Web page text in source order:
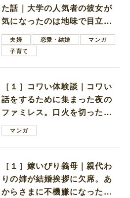
た話｜大学の人気者の彼女が
気になったのは地味で目立た
ない男子学生
夫婦 恋愛・結婚
マンガ
子育て
［１］コワい体験談｜コワい
話をするために集まった夜の
ファミレス。口火を切ったの
は電車好きの男の子ママ
マンガ
［１］嫁いびり義母｜親代わ
りの姉が結婚挨拶に欠席。あ
からさまに不機嫌になった義